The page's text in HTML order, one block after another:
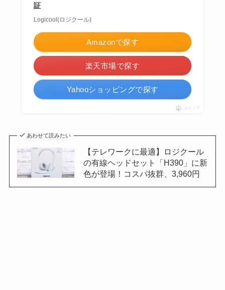
証
Logicool(ロジクール)
Amazonで探す
楽天市場で探す
Yahooショッピングで探す
ポチップ
あわせて読みたい
【テレワークに最適】ロジクール
の有線ヘッドセット「H390」に新
色が登場！コスパ抜群、3,960円